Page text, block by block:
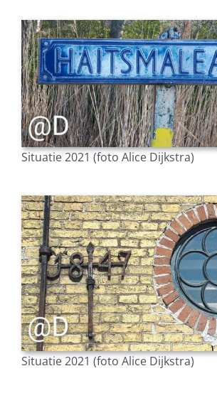
Situatie 2021 (foto Alice Dijkstra)
Situatie 2021 (foto Alice Dijkstra)